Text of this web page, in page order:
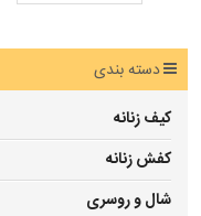
دسته بندی
کیف زنانه
کفش زنانه
شال و روسری